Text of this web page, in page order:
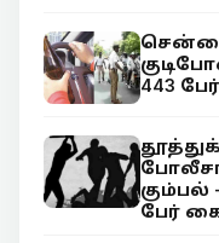
443
கும்பல்
பேர்